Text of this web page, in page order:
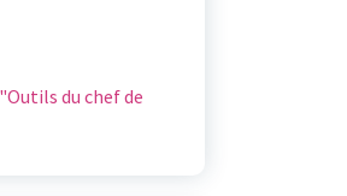
du chef de